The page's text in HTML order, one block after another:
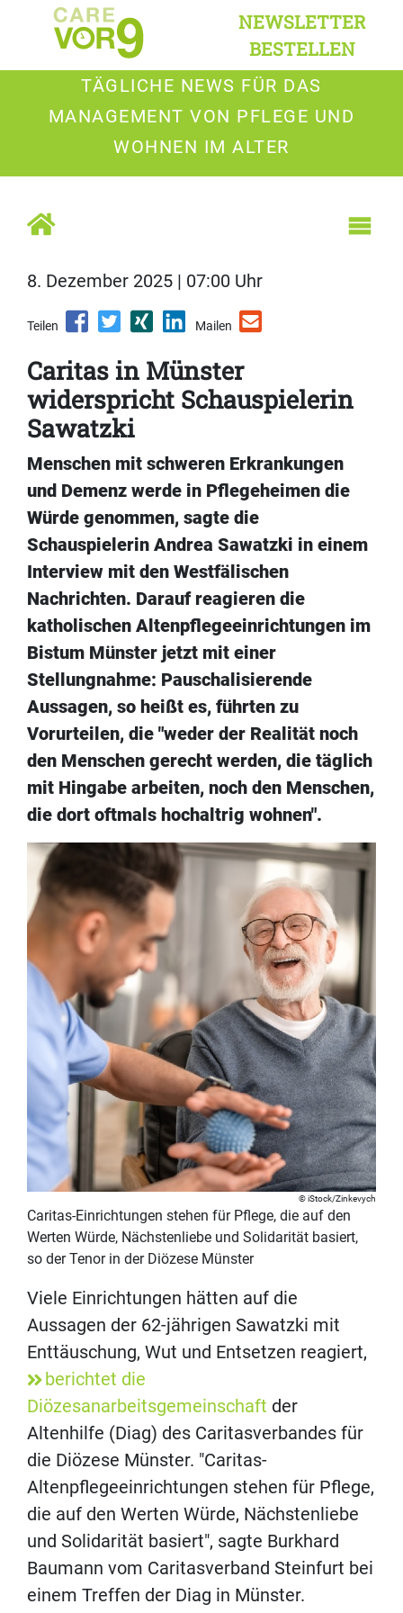
NEWSLETTER
BESTELLEN
TÄGLICHE NEWS FÜR DAS
MANAGEMENT VON PFLEGE UND
WOHNEN IM ALTER
8. Dezember 2025 | 07:00 Uhr
Teilen Mailen
Caritas in Münster
widerspricht Schauspielerin
Sawatzki
Menschen mit schweren Erkrankungen
und Demenz werde in Pflegeheimen die
Würde genommen, sagte die
Schauspielerin Andrea Sawatzki in einem
Interview mit den Westfälischen
Nachrichten. Darauf reagieren die
katholischen Altenpflegeeinrichtungen im
Bistum Münster jetzt mit einer
Stellungnahme: Pauschalisierende
Aussagen, so heißt es, führten zu
Vorurteilen, die "weder der Realität noch
den Menschen gerecht werden, die täglich
mit Hingabe arbeiten, noch den Menschen,
die dort oftmals hochaltrig wohnen".
iStock/Zinkevych
Caritas-Einrichtungen stehen für Pflege, die auf den
Werten Würde, Nächstenliebe und Solidarität basiert,
so der Tenor in der Diözese Münster
Viele Einrichtungen hätten auf die
Aussagen der 62-jährigen Sawatzki mit
Enttäuschung, Wut und Entsetzen reagiert,
berichtet die
Diözesanarbeitsgemeinschaft der
Altenhilfe (Diag) des Caritasverbandes für
die Diözese Münster. "Caritas-
Altenpflegeeinrichtungen stehen für Pflege,
die auf den Werten Würde, Nächstenliebe
und Solidarität basiert", sagte Burkhard
Baumann vom Caritasverband Steinfurt bei
einem Treffen der Diag in Münster.